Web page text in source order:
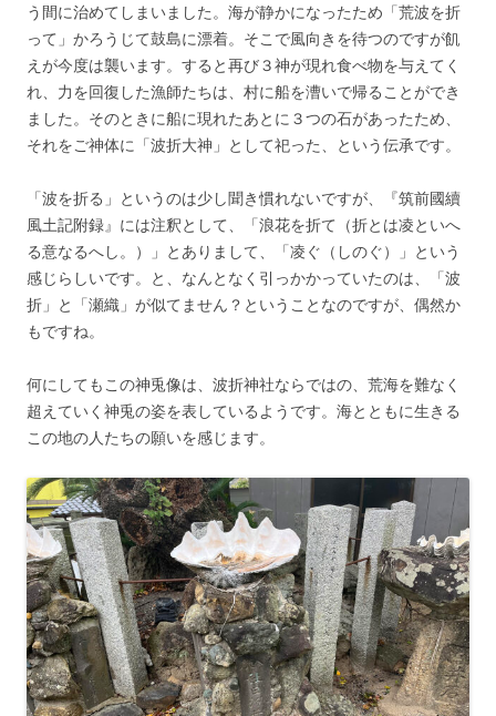
う間に治めてしまいました。海が静かになったため「荒波を折
って」かろうじて鼓島に漂着。そこで風向きを待つのですが飢
えが今度は襲います。すると再び３神が現れ食べ物を与えてく
れ、力を回復した漁師たちは、村に船を漕いで帰ることができ
ました。そのときに船に現れたあとに３つの石があったため、
それをご神体に「波折大神」として祀った、という伝承です。
「波を折る」というのは少し聞き慣れないですが、『筑前國續
風土記附録』には注釈として、「浪花を折て（折とは凌といへ
る意なるへし。）」とありまして、「凌ぐ（しのぐ）」という
感じらしいです。と、なんとなく引っかかっていたのは、「波
折」と「瀬織」が似てません？ということなのですが、偶然か
もですね。
何にしてもこの神兎像は、波折神社ならではの、荒海を難なく
超えていく神兎の姿を表しているようです。海とともに生きる
この地の人たちの願いを感じます。